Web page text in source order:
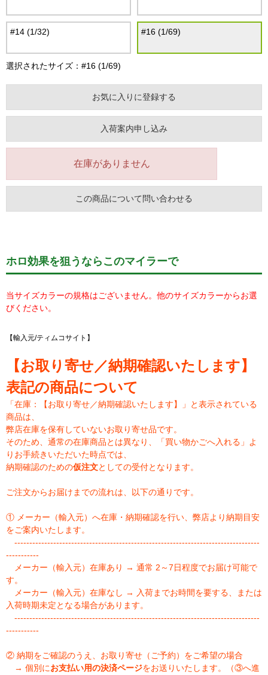
#14 (1/32) #16 (1/69)
選択されたサイズ：#16 (1/69)
お気に入りに登録する
入荷案内申し込み
在庫がありません
この商品について問い合わせる
ホロ効果を狙うならこのマイラーで
当サイズカラーの規格はございません。他のサイズカラーからお選
びください。
【輸入元/ティムコサイト】
【お取り寄せ／納期確認いたします】
表記の商品について
「在庫：【お取り寄せ／納期確認いたします】」と表示されている
商品は、
弊店在庫を保有していないお取り寄せ品です。
そのため、通常の在庫商品とは異なり、「買い物かごへ入れる」よ
りお手続きいただいた時点では、
納期確認のための仮注文としての受付となります。
ご注文からお届けまでの流れは、以下の通りです。
① メーカー（輸入元）へ在庫・納期確認を行い、弊店より納期目安
をご案内いたします。
----------------------------------------------------------------------------------
-----------
メーカー（輸入元）在庫あり → 通常 2～7日程度でお届け可能で
す。
メーカー（輸入元）在庫なし → 入荷までお時間を要する、または
入荷時期未定となる場合があります。
----------------------------------------------------------------------------------
-----------
② 納期をご確認のうえ、お取り寄せ（ご予約）をご希望の場合
→ 個別にお支払い用の決済ページをお送りいたします。（③へ進